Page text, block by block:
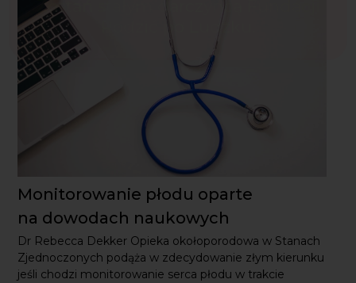
Monitorowanie płodu oparte
na dowodach naukowych
Dr Rebecca Dekker Opieka okołoporodowa w Stanach
Zjednoczonych podąża w zdecydowanie złym kierunku
jeśli chodzi monitorowanie serca płodu w trakcie porodu.
Nie kwestionując zasadności wykonywania tego badania,